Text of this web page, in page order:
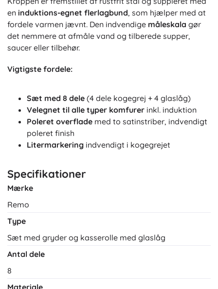
en induktions-egnet flerlagbund, som hjælper med at
fordele varmen jævnt. Den indvendige måleskala gør
det nemmere at afmåle vand og tilberede supper,
saucer eller tilbehør.
Vigtigste fordele:
Sæt med 8 dele (4 dele kogegrej + 4 glaslåg)
Velegnet til alle typer komfurer inkl. induktion
Poleret overflade med to satinstriber, indvendigt
poleret finish
Litermarkering indvendigt i kogegrejet
Specifikationer
Mærke
Remo
Type
Sæt med gryder og kasserolle med glaslåg
Antal dele
8